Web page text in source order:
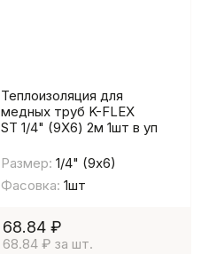
Теплоизоляция для
медных труб K-FLEX
ST 1/4" (9Х6) 2м 1шт в уп
Размер: 1/4" (9х6)
Фасовка: 1шт
68.84 ₽
68.84 ₽ за шт.